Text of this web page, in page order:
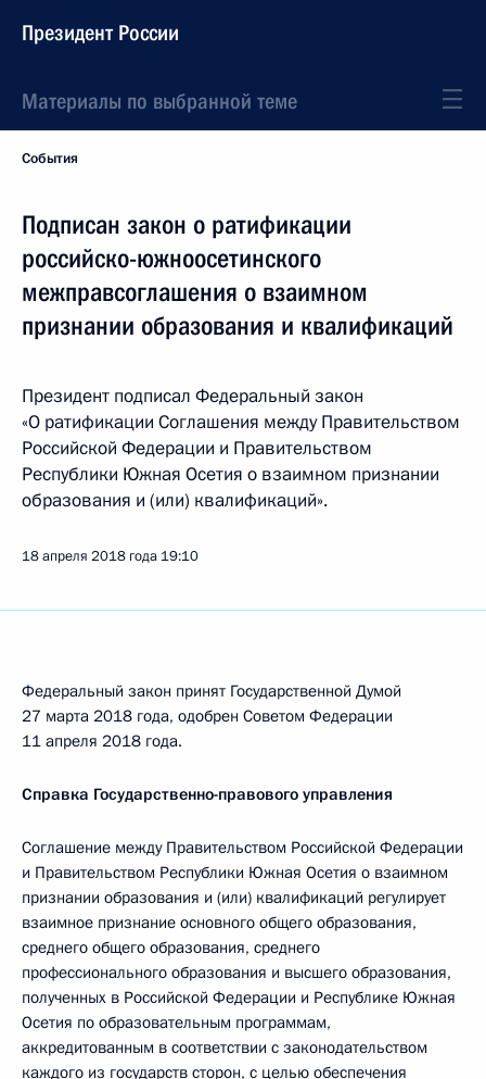
Президент России
Материалы по выбранной теме
События
Подписан закон о ратификации
российско-южноосетинского
межправсоглашения о взаимном
признании образования и квалификаций
Президент подписал Федеральный закон
«О ратификации Соглашения между Правительством
Российской Федерации и Правительством
Республики Южная Осетия о взаимном признании
образования и (или) квалификаций».
18 апреля 2018 года 19:10
Федеральный закон принят Государственной Думой
27 марта 2018 года, одобрен Советом Федерации
11 апреля 2018 года.
Справка Государственно-правового управления
Соглашение между Правительством Российской Федерации
и Правительством Республики Южная Осетия о взаимном
признании образования и (или) квалификаций регулирует
взаимное признание основного общего образования,
среднего общего образования, среднего
профессионального образования и высшего образования,
полученных в Российской Федерации и Республике Южная
Осетия по образовательным программам,
аккредитованным в соответствии с законодательством
каждого из государств сторон, с целью обеспечения